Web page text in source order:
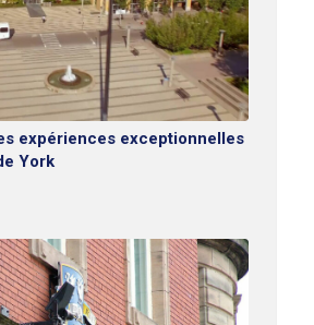
expériences exceptionnelles
York